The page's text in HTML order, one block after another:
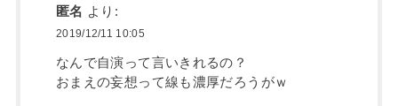
匿名 より:
2019/12/11 10:05
なんで自演って言いきれるの？
おまえの妄想って線も濃厚だろうがｗ